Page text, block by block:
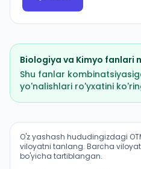
Biologiya va Kimyo fanlari
Shu fanlar
yo'nalishlari ro'yxatini
Pediatriya ishi
O'z yashash hududingizdagi
viloyatni tanlang. Barcha
bo'yicha tartiblangan.